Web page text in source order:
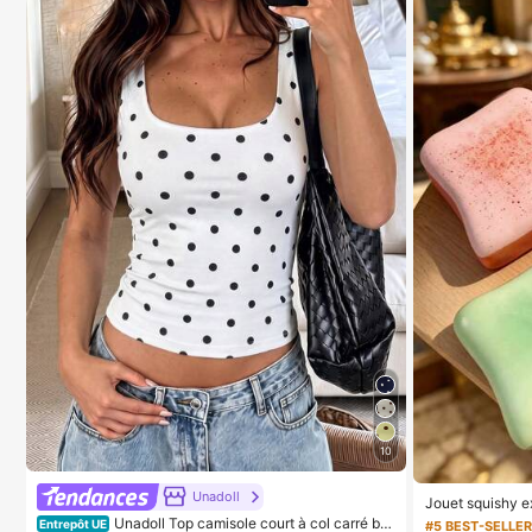
10
Unadoll
Entrepôt UE Unadoll Top camisole court à col carré bla
Jouet squishy
-stress super
#5 BEST-